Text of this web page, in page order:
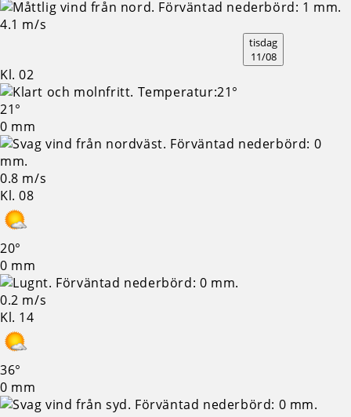
4.1 m/s
tisdag
11/08
Kl. 02
21°
0 mm
0.8 m/s
Kl. 08
20°
0 mm
0.2 m/s
Kl. 14
36°
0 mm